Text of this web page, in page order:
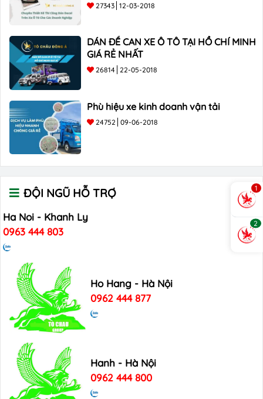
27343 12-03-2018
DÁN ĐỀ CAN XE Ô TÔ TẠI HỒ CHÍ MINH
GIÁ RẺ NHẤT
26814 22-05-2018
Phù hiệu xe kinh doanh vận tải
24752 09-06-2018
ĐỘI NGŨ HỖ TRỢ
Ha Noi - Khanh Ly
0963 444 803
Ho Hang - Hà Nội
0962 444 877
Hanh - Hà Nội
0962 444 800
1
2